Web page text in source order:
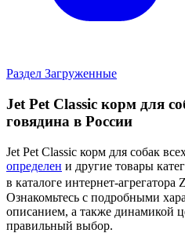
Раздел Загруженные
Jet Pet Classic корм для
говядина в России
Jet Pet Classic корм для собак
определен и другие товары
в каталоге интернет-агрегатора
Ознакомьтесь с подробными
описанием, а также динамикой
правильный выбор.